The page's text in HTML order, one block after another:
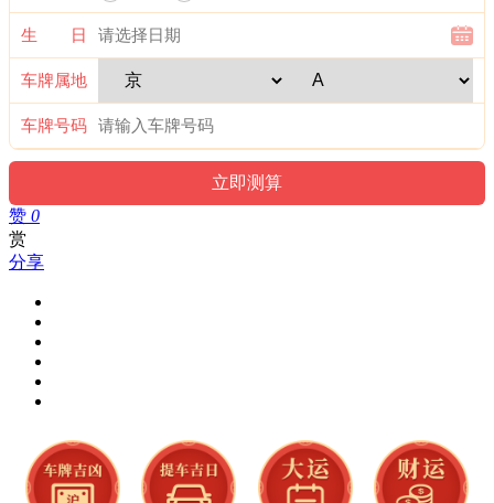
生 日
车牌属地
车牌号码
赞 0
赏
分享